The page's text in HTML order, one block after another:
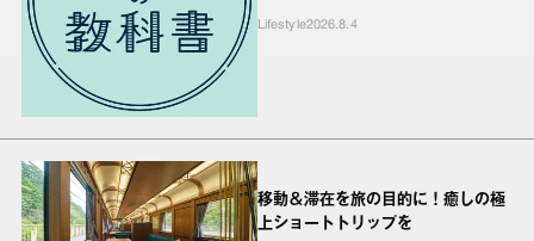
Lifestyle2026.8.4
移動＆滞在を旅の目的に！癒しの極
上ショートトリップを